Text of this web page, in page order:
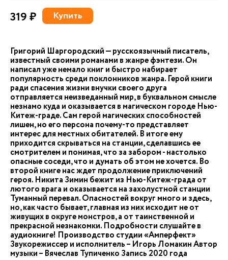
319 ₽ Купить
Григорий Шаргородский — русскоязычный писатель,
известный своими романами в жанре фэнтези. Он
написал уже немало книг и быстро набирает
популярность среди поклонников жанра. Герой книги
ради спасения жизни внучки своего друга
отправляется неизведанный мир, в буквальном смысле
незнамо куда и оказывается в магическом городе Нью-
Китеж-граде. Сам герой магических способностей
лишен, но его персона почему-то представляет
интерес для местных обитателей. В итоге ему
приходится скрываться на станции, сделавшись ее
смотрителем и понимая, что за забором - настолько
опасные соседи, что и думать об этом не хочется. Во
второй книге нас ждет продолжение приключений
героя. Никита Зимин бежит из Нью-Китеж-града от
лютого врага и оказывается на захолустной станции
Туманный перевал. Опасностей вокруг много и здесь,
но, как часто бывает, главная из них исходит не от
живущих в округе монстров, а от таинственной и
прекрасной незнакомки. Подробности слушайте в
аудиокниге! Производство студии «Амперфект»
Звукорежиссер и исполнитель – Игорь Ломакин Автор
музыки – Вячеслав Тупиченко Запись 2020 года